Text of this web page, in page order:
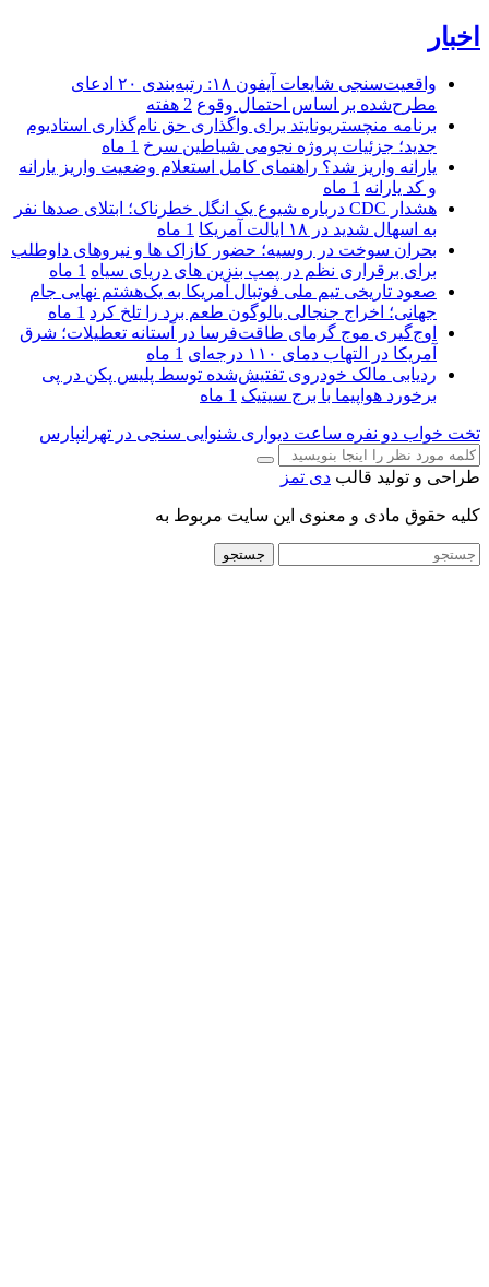
اخبار
واقعیت‌سنجی شایعات آیفون ۱۸: رتبه‌بندی ۲۰ ادعای
مطرح‌شده بر اساس احتمال وقوع 2 هفته
برنامه منچستریونایتد برای واگذاری حق نام‌گذاری استادیوم
جدید؛ جزئیات پروژه نجومی شیاطین سرخ 1 ماه
یارانه واریز شد؟ راهنمای کامل استعلام وضعیت واریز یارانه
و کد یارانه 1 ماه
هشدار CDC درباره شیوع یک انگل خطرناک؛ ابتلای صدها نفر
به اسهال شدید در ۱۸ ایالت آمریکا
1 ماه
بحران سوخت در روسیه؛ حضور کازاک‌ ها و نیروهای داوطلب
برای برقراری نظم در پمپ بنزین‌ های دریای سیاه 1 ماه
صعود تاریخی تیم ملی فوتبال آمریکا به یک‌هشتم نهایی جام
جهانی؛ اخراج جنجالی بالوگون طعم برد را تلخ کرد 1 ماه
اوج‌گیری موج گرمای طاقت‌فرسا در آستانه تعطیلات؛ شرق
آمریکا در التهاب دمای ۱۱۰ درجه‌ای
1 ماه
ردیابی مالک خودروی تفتیش‌شده توسط پلیس پکن در پی
برخورد هواپیما با برج سیتیک 1 ماه
تخت خواب دو نفره ساعت دیواری شنوایی سنجی در تهرانپارس
طراحی و تولید قالب دی تمز
کلیه حقوق مادی و معنوی این سایت مربوط به
جستجو